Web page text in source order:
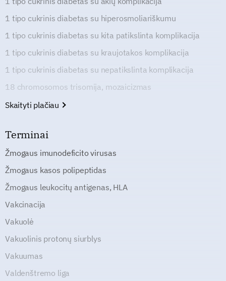
1 tipo cukrinis diabetas su hiperosmoliariškumu
1 tipo cukrinis diabetas su kita patikslinta komplikacija
1 tipo cukrinis diabetas su kraujotakos komplikacija
1 tipo cukrinis diabetas su nepatikslinta komplikacija
18 chromosomos trisomija, mozaicizmas
Skaityti plačiau
Terminai
Žmogaus imunodeficito virusas
Žmogaus kasos polipeptidas
Žmogaus leukocitų antigenas, HLA
Vakcinacija
Vakuolė
Vakuolinis protonų siurblys
Vakuumas
Valdenštremo liga